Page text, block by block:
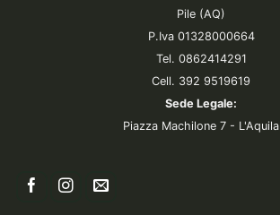
Pile (AQ)
P.Iva 01328000664
Tel. 0862414291
Cell. 392 9519619
Sede Legale:
Piazza Machilone 7 - L'Aquila